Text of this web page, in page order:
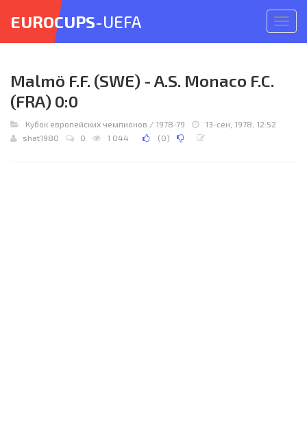
меню
EUROCUPS-UEFA
Malmö F.F. (SWE) - A.S. Monaco F.C.
(FRA) 0:0
Кубок европейских чемпионов / 1978-79
13-сен, 1978, 12:52
shat1980
0 1 044 (0)